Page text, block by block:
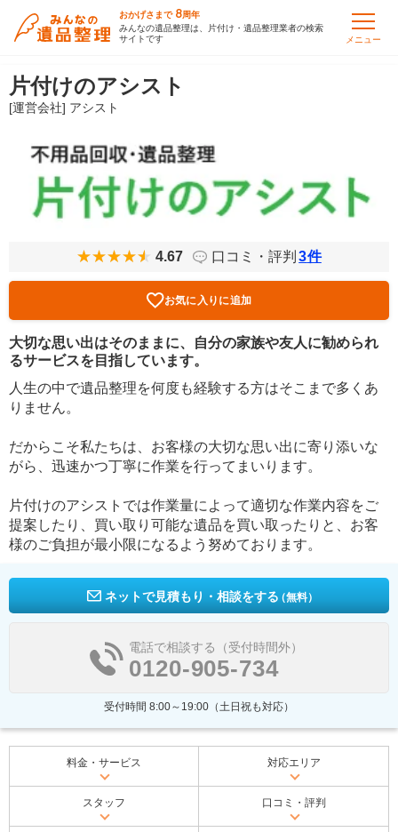
おかげさまで 8周年
みんなの遺品整理は、片付け・遺品整理業者の検索
サイトです
メニュー
片付けのアシスト
[運営会社] アシスト
4.67 口コミ・評判 3件
お気に入りに追加
大切な思い出はそのままに、自分の家族や友人に勧められ
るサービスを目指しています。
人生の中で遺品整理を何度も経験する方はそこまで多くあ
りません。
だからこそ私たちは、お客様の大切な思い出に寄り添いな
がら、迅速かつ丁寧に作業を行ってまいります。
片付けのアシストでは作業量によって適切な作業内容をご
提案したり、買い取り可能な遺品を買い取ったりと、お客
様のご負担が最小限になるよう努めております。
ネットで見積もり・相談をする（無料）
電話で相談する（受付時間外）
0120-905-734
受付時間 8:00～19:00（土日祝も対応）
料金・サービス 対応エリア
スタッフ 口コミ・評判